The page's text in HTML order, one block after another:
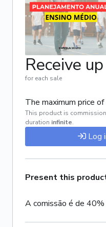
Receive
for each sale
The maximum price
This product is
duration infinite.
Log
Present this
A comissão é de 40%